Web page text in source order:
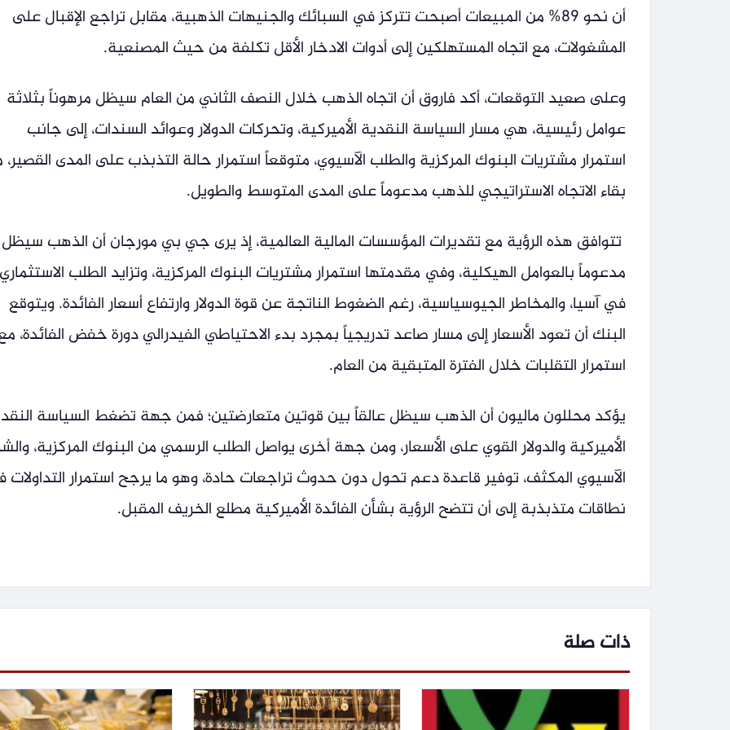
أن نحو 89% من المبيعات أصبحت تتركز في السبائك والجنيهات الذهبية، مقابل تراجع الإقبال على
المشغولات، مع اتجاه المستهلكين إلى أدوات الادخار الأقل تكلفة من حيث المصنعية.
وعلى صعيد التوقعات، أكد فاروق أن اتجاه الذهب خلال النصف الثاني من العام سيظل مرهوناً بثلاثة
عوامل رئيسية، هي مسار السياسة النقدية الأميركية، وتحركات الدولار وعوائد السندات، إلى جانب
استمرار مشتريات البنوك المركزية والطلب الآسيوي، متوقعاً استمرار حالة التذبذب على المدى
بقاء الاتجاه الاستراتيجي للذهب مدعوماً على المدى المتوسط والطويل.
تتوافق هذه الرؤية مع تقديرات المؤسسات المالية العالمية، إذ يرى جي بي مورجان أن الذهب سيظل
مدعوماً بالعوامل الهيكلية، وفي مقدمتها استمرار مشتريات البنوك المركزية، وتزايد الطلب الاستثماري
في آسيا، والمخاطر الجيوسياسية، رغم الضغوط الناتجة عن قوة الدولار وارتفاع أسعار الفائدة. ويتوقع
البنك أن تعود الأسعار إلى مسار صاعد تدريجياً بمجرد بدء الاحتياطي الفيدرالي دورة خفض الفائدة،
استمرار التقلبات خلال الفترة المتبقية من العام.
يؤكد محللون ماليون أن الذهب سيظل عالقاً بين قوتين متعارضتين؛ فمن جهة تضغط السياسة
الأميركية والدولار القوي على الأسعار، ومن جهة أخرى يواصل الطلب الرسمي من البنوك المركزية،
الآسيوي المكثف، توفير قاعدة دعم تحول دون حدوث تراجعات حادة، وهو ما يرجح استمرار
نطاقات متذبذبة إلى أن تتضح الرؤية بشأن الفائدة الأميركية مطلع الخريف المقبل.
ذات صلة